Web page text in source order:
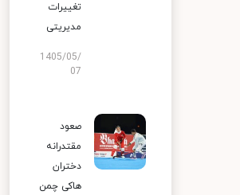
تغییرات
مدیریتی
1405/05/
07
صعود
مقتدرانه
دختران
هاکی چمن